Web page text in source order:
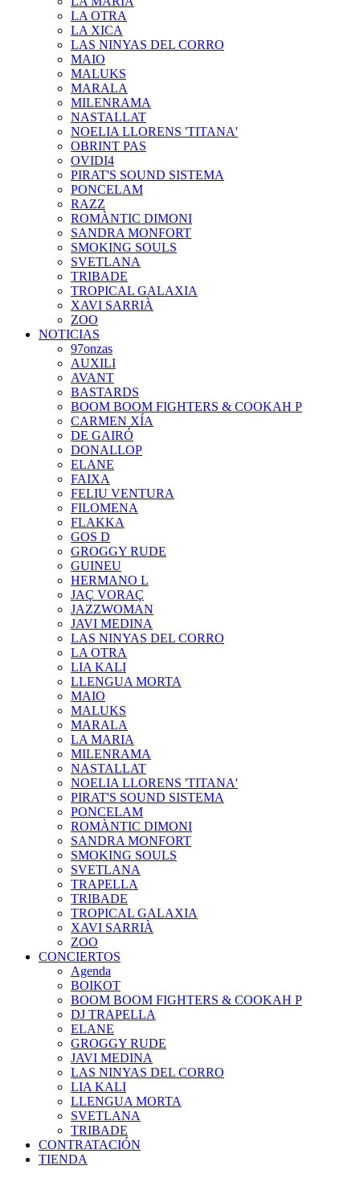
LA OTRA
LA XICA
LAS NINYAS DEL CORRO
MAIO
MALUKS
MARALA
MILENRAMA
NASTALLAT
NOELIA LLORENS 'TITANA'
OBRINT PAS
OVIDI4
PIRAT'S SOUND SISTEMA
PONCELAM
RAZZ
ROMÀNTIC DIMONI
SANDRA MONFORT
SMOKING SOULS
SVETLANA
TRIBADE
TROPICAL GALAXIA
XAVI SARRIÀ
ZOO
NOTICIAS
97onzas
AUXILI
AVANT
BASTARDS
BOOM BOOM FIGHTERS & COOKAH P
CARMEN XÍA
DE GAIRÓ
DONALLOP
ELANE
FAIXA
FELIU VENTURA
FILOMENA
FLAKKA
GOS D
GROGGY RUDE
GUINEU
HERMANO L
JAÇ VORAÇ
JAZZWOMAN
JAVI MEDINA
LAS NINYAS DEL CORRO
LA OTRA
LIA KALI
LLENGUA MORTA
MAIO
MALUKS
MARALA
LA MARIA
MILENRAMA
NASTALLAT
NOELIA LLORENS 'TITANA'
PIRAT'S SOUND SISTEMA
PONCELAM
ROMÀNTIC DIMONI
SANDRA MONFORT
SMOKING SOULS
SVETLANA
TRAPELLA
TRIBADE
TROPICAL GALAXIA
XAVI SARRIÀ
ZOO
CONCIERTOS
Agenda
BOIKOT
BOOM BOOM FIGHTERS & COOKAH P
DJ TRAPELLA
ELANE
GROGGY RUDE
JAVI MEDINA
LAS NINYAS DEL CORRO
LIA KALI
LLENGUA MORTA
SVETLANA
TRIBADE
CONTRATACIÓN
TIENDA